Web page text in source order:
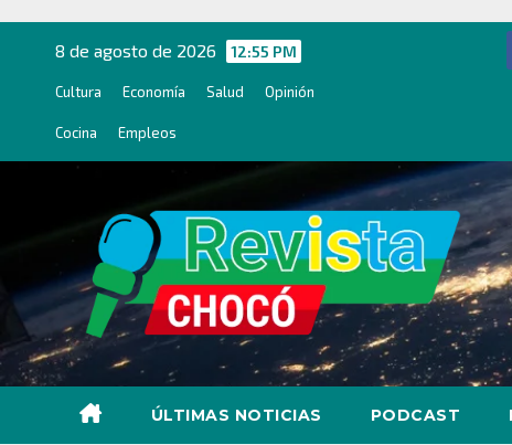
contenido
8 de agosto de 2026 12:55 PM
Cultura Economía Salud Opinión
Cocina Empleos
ÚLTIMAS NOTICIAS PODCAST